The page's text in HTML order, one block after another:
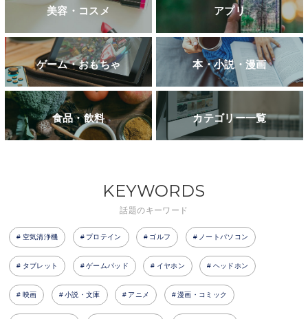
美容・コスメ アプリ
ゲーム・おもちゃ 本・小説・漫画
食品・飲料 カテゴリー一覧
KEYWORDS
話題のキーワード
空気清浄機 プロテイン ゴルフ ノートパソコン
タブレット ゲームパッド イヤホン ヘッドホン
映画 小説・文庫 アニメ 漫画・コミック